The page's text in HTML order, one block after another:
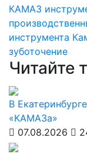
КАМАЗ
инструмента
зуботочение
Читайте
В
«КАМАЗа»
07.08.2026